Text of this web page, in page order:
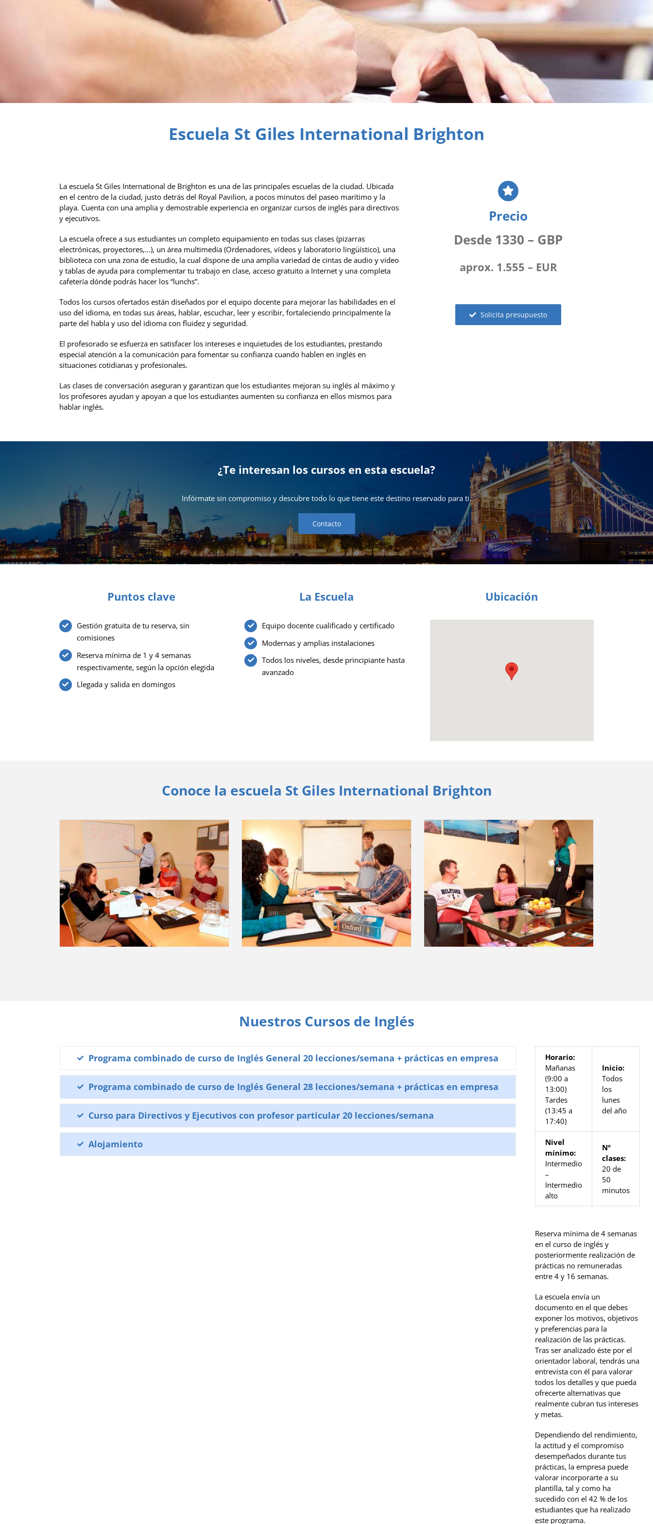
Escuela St Giles International Brighton
La escuela St Giles International de Brighton es una de las principales escuelas de la ciudad. Ubicada
en el centro de la ciudad, justo detrás del Royal Pavilion, a pocos minutos del paseo marítimo y la
playa. Cuenta con una amplia y demostrable experiencia en organizar cursos de inglés para directivos
y ejecutivos.
La escuela ofrece a sus estudiantes un completo equipamiento en todas sus clases (pizarras
electrónicas, proyectores,…), un área multimedia (Ordenadores, vídeos y laboratorio lingüístico), una
biblioteca con una zona de estudio, la cual dispone de una amplia variedad de cintas de audio y video
y tablas de ayuda para complementar tu trabajo en clase, acceso gratuito a Internet y una completa
cafetería dónde podrás hacer los “lunchs”.
Todos los cursos ofertados están diseñados por el equipo docente para mejorar las habilidades en el
uso del idioma, en todas sus áreas, hablar, escuchar, leer y escribir, fortaleciendo principalmente la
parte del habla y uso del idioma con fluidez y seguridad.
El profesorado se esfuerza en satisfacer los intereses e inquietudes de los estudiantes, prestando
especial atención a la comunicación para fomentar su confianza cuando hablen en inglés en
situaciones cotidianas y profesionales.
Las clases de conversación aseguran y garantizan que los estudiantes mejoran su inglés al máximo y
los profesores ayudan y apoyan a que los estudiantes aumenten su confianza en ellos mismos para
hablar inglés.
Precio
Desde 1330 – GBP
aprox. 1.555 – EUR
Solicita presupuesto
¿Te interesan los cursos en esta escuela?
Infórmate sin compromiso y descubre todo lo que tiene este destino reservado para ti.
Contacto
Puntos clave
Gestión gratuita de tu reserva, sin
comisiones
Reserva mínima de 1 y 4 semanas
respectivamente, según la opción elegida
Llegada y salida en domingos
La Escuela
Equipo docente cualificado y certificado
Modernas y amplias instalaciones
Todos los niveles, desde principiante hasta
avanzado
Ubicación
Conoce la escuela St Giles International Brighton
Nuestros Cursos de Inglés
Programa combinado de curso de Inglés General 20 lecciones/semana + prácticas en empresa
Programa combinado de curso de Inglés General 28 lecciones/semana + prácticas en empresa
Curso para Directivos y Ejecutivos con profesor particular 20 lecciones/semana
Alojamiento
Horario:
Mañanas
(9:00 a
13:00)
Tardes
(13:45 a
17:40)
Inicio:
Todos
los
lunes
del año
Nivel
mínimo:
Intermedio
–
Intermedio
alto
Nº
clases:
20 de
50
minutos
Reserva mínima de 4 semanas
en el curso de inglés y
posteriormente realización de
prácticas no remuneradas
entre 4 y 16 semanas.
La escuela envía un
documento en el que debes
exponer los motivos, objetivos
y preferencias para la
realización de las prácticas.
Tras ser analizado éste por el
orientador laboral, tendrás una
entrevista con él para valorar
todos los detalles y que pueda
ofrecerte alternativas que
realmente cubran tus intereses
y metas.
Dependiendo del rendimiento,
la actitud y el compromiso
desempeñados durante tus
prácticas, la empresa puede
valorar incorporarte a su
plantilla, tal y como ha
sucedido con el 42 % de los
estudiantes que ha realizado
este programa.